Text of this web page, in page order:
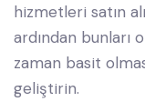
hizmetleri satın
ardından bunları
zaman basit
geliştirin.